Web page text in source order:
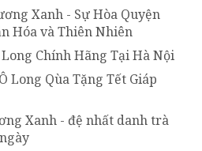
Xanh - Sự Hòa Quyện
Hóa và Thiên Nhiên
Chính Hãng Tại Hà Nội
Long Qùa Tặng Tết Giáp
Xanh - đệ nhất danh trà